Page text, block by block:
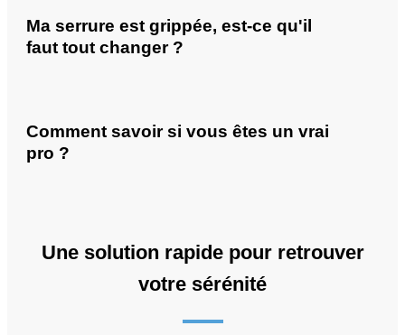
Ma serrure est grippée, est-ce qu'il
faut tout changer ?
Comment savoir si vous êtes un vrai
pro ?
Une solution rapide pour retrouver
votre sérénité